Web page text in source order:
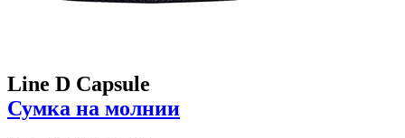
Line D Capsule
Сумка на молнии